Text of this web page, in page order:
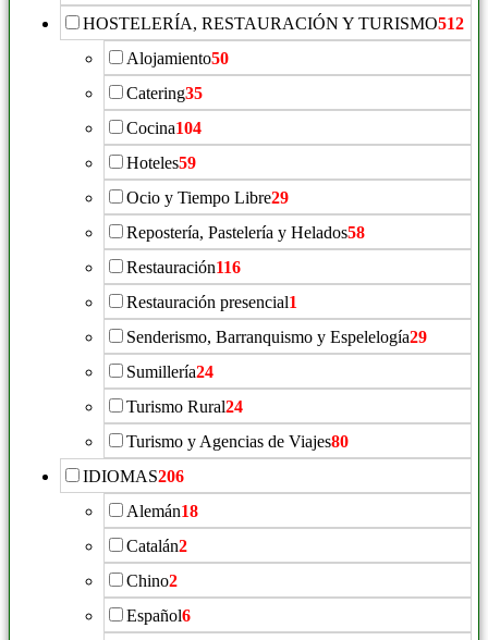
HOSTELERÍA, RESTAURACIÓN Y TURISMO512
Alojamiento50
Catering35
Cocina104
Hoteles59
Ocio y Tiempo Libre29
Repostería, Pastelería y Helados58
Restauración116
Restauración presencial1
Senderismo, Barranquismo y Espelelogía29
Sumillería24
Turismo Rural24
Turismo y Agencias de Viajes80
IDIOMAS206
Alemán18
Catalán2
Chino2
Español6